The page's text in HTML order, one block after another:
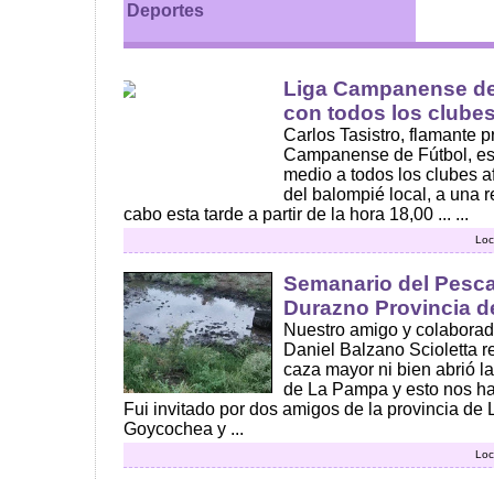
Deportes
Liga Campanense
con todos los
Carlos Tasistro, flamante
Campanense de Fútbol,
medio a todos los clubes
del balompié local, a una
cabo esta tarde a partir de la hora 18,00 ... ...
Semanario del
Durazno Provincia
Nuestro amigo y
Daniel Balzano Scioletta
caza mayor ni bien abrió
de La Pampa y esto nos
Fui invitado por dos amigos de la provincia de
Goycochea y ...